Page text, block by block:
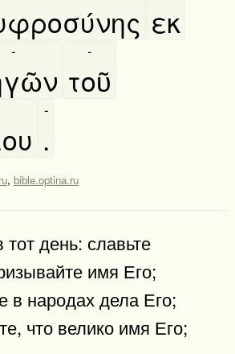
εκ
-
τοῦ
-
.
-
, bible.optina.ru
тот день: славьте
имя Его;
в народах дела Его;
что велико имя Его;